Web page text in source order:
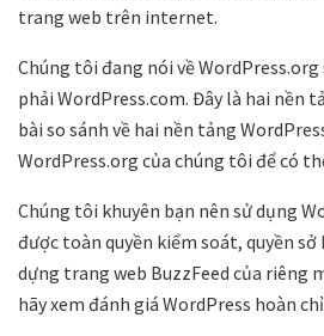
trang web trên internet.
Chúng tôi đang nói về
phải WordPress.com. Đây là hai nền
bài so sánh về hai nền tảng
WordPress.org của chúng tôi để có
Chúng tôi khuyên bạn nên sử dụng
được toàn quyền kiểm soát, quyền sở
dựng trang web BuzzFeed của riêng
hãy xem đánh giá WordPress hoàn